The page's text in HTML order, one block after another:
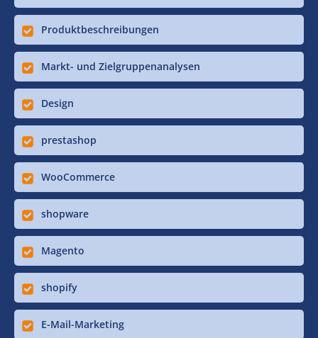
Produktbeschreibungen
Markt- und Zielgruppenanalysen
Design
prestashop
WooCommerce
shopware
Magento
shopify
E-Mail-Marketing